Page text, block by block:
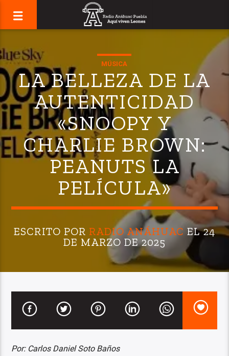
MÚSICA
LA BELLEZA DE LA
AUTENTICIDAD
«SNOOPY Y
CHARLIE BROWN:
PEANUTS LA
PELÍCULA»
ESCRITO POR RADIO ANÁHUAC EL 24
DE MARZO DE 2025
Por: Carlos Daniel Soto Baños